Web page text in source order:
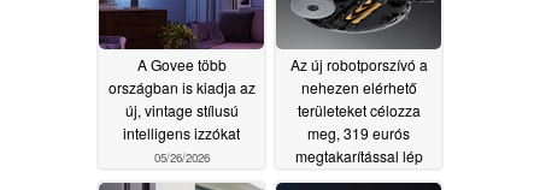
A Govee több
országban is kiadja az
új, vintage stílusú
intelligens izzókat
05/26/2026
Az új robotporszívó a
nehezen elérhető
területeket célozza
meg, 319 eurós
megtakarítással lép
piacra05/16/2026